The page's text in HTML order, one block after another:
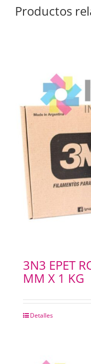
Productos
3N3 EPET
MM X 1 KG
Detalles